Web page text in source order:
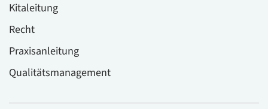
Kitaleitung
Recht
Praxisanleitung
Qualitätsmanagement